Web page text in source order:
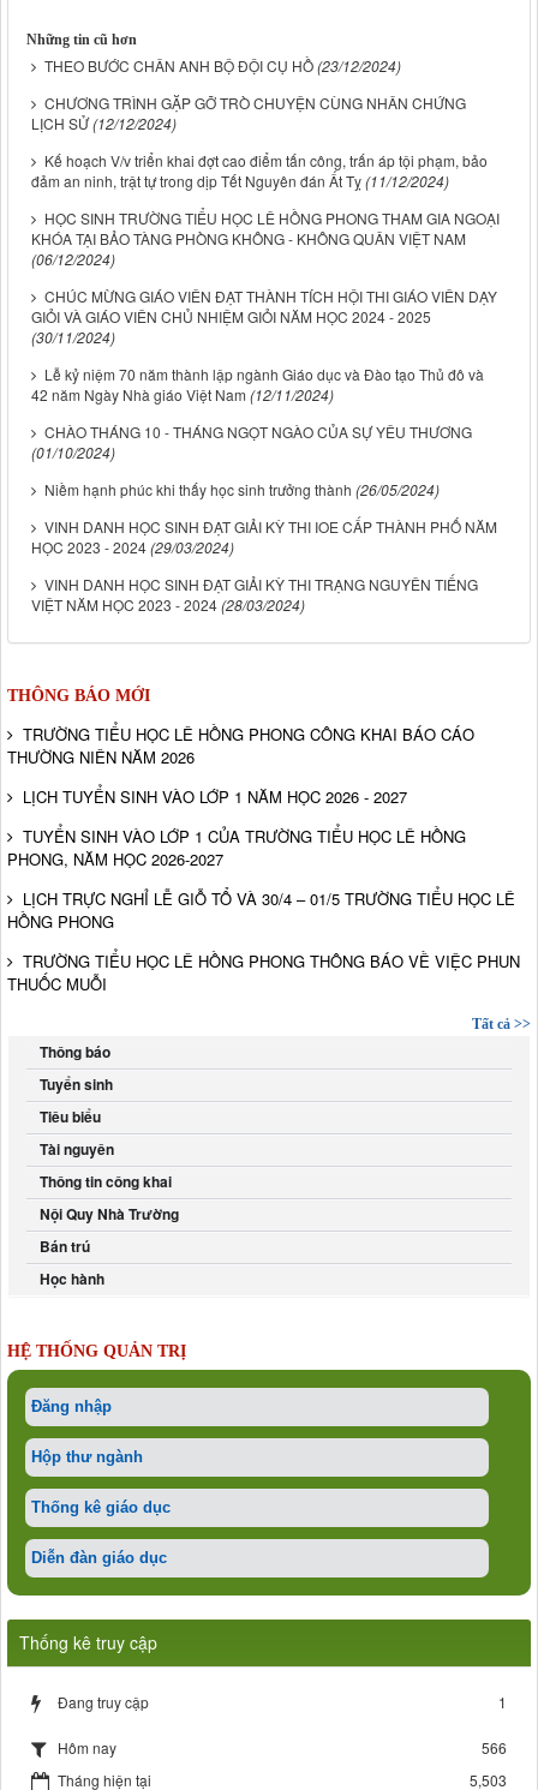
Những tin cũ hơn
THEO BƯỚC CHÂN ANH BỘ ĐỘI CỤ HỒ(23/12/2024)
CHƯƠNG TRÌNH GẶP GỠ TRÒ CHUYỆN CÙNG NHÂN CHỨNG
LỊCH SỬ(12/12/2024)
Kế hoạch V/v triển khai đợt cao điểm tấn công, trấn áp tội phạm, bảo
đảm an ninh, trật tự trong dịp Tết Nguyên đán Ất Tỵ(11/12/2024)
HỌC SINH TRƯỜNG TIỂU HỌC LÊ HỒNG PHONG THAM GIA NGOẠI
KHÓA TẠI BẢO TÀNG PHÒNG KHÔNG - KHÔNG QUÂN VIỆT NAM
(06/12/2024)
CHÚC MỪNG GIÁO VIÊN ĐẠT THÀNH TÍCH HỘI THI GIÁO VIÊN DẠY
GIỎI VÀ GIÁO VIÊN CHỦ NHIỆM GIỎI NĂM HỌC 2024 - 2025
(30/11/2024)
Lễ kỷ niệm 70 năm thành lập ngành Giáo dục và Đào tạo Thủ đô và
42 năm Ngày Nhà giáo Việt Nam (12/11/2024)
CHÀO THÁNG 10 - THÁNG NGỌT NGÀO CỦA SỰ YÊU THƯƠNG
(01/10/2024)
Niềm hạnh phúc khi thấy học sinh trưởng thành (26/05/2024)
VINH DANH HỌC SINH ĐẠT GIẢI KỲ THI IOE CẤP THÀNH PHỐ NĂM
HỌC 2023 - 2024(29/03/2024)
VINH DANH HỌC SINH ĐẠT GIẢI KỲ THI TRẠNG NGUYÊN TIẾNG
VIỆT NĂM HỌC 2023 - 2024(28/03/2024)
THÔNG BÁO MỚI
TRƯỜNG TIỂU HỌC LÊ HỒNG PHONG CÔNG KHAI BÁO CÁO
THƯỜNG NIÊN NĂM 2026
LỊCH TUYỂN SINH VÀO LỚP 1 NĂM HỌC 2026 - 2027
TUYỂN SINH VÀO LỚP 1 CỦA TRƯỜNG TIỂU HỌC LÊ HỒNG
PHONG, NĂM HỌC 2026-2027
LỊCH TRỰC NGHỈ LỄ GIỖ TỔ VÀ 30/4 – 01/5 TRƯỜNG TIỂU HỌC LÊ
HỒNG PHONG
TRƯỜNG TIỂU HỌC LÊ HỒNG PHONG THÔNG BÁO VỀ VIỆC PHUN
THUỐC MUỖI
Tất cả >>
Thông báo
Tuyển sinh
Tiêu biểu
Tài nguyên
Thông tin công khai
Nội Quy Nhà Trường
Bán trú
Học hành
HỆ THỐNG QUẢN TRỊ
Đăng nhập
Hộp thư ngành
Thống kê giáo dục
Diễn đàn giáo dục
Thống kê truy cập
Đang truy cập 1
Hôm nay
566
Tháng hiện tại
5,503